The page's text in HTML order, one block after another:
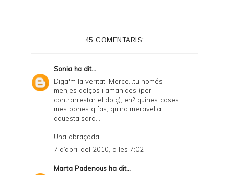
45 COMENTARIS:
Sonia ha dit...
Diga'm la veritat, Merce...tu només
menjes dolços i amanides (per
contrarrestar el dolç), eh? quines coses
mes bones q fas, quina meravella
aquesta sara....
Una abraçada,
7 d’abril del 2010, a les 7:02
Marta Padenous ha dit...